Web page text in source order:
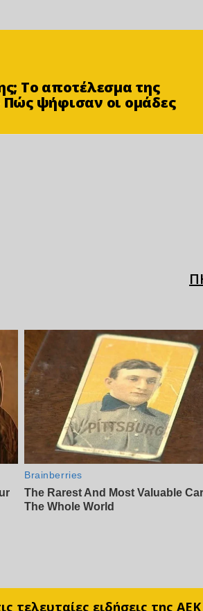
Το αποτέλεσμα της
ψήφισαν οι ομάδες
τελευταίες ειδήσεις της ΑΕΚ